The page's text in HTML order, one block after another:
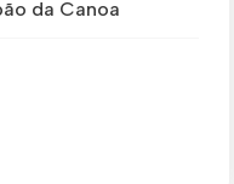
da Canoa